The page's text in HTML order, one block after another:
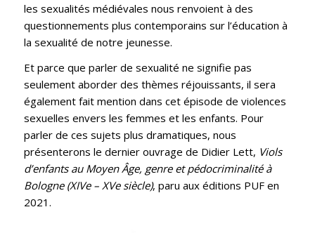
les sexualités médiévales nous renvoient à des
questionnements plus contemporains sur l’éducation à
la sexualité de notre jeunesse.
Et parce que parler de sexualité ne signifie pas
seulement aborder des thèmes réjouissants, il sera
également fait mention dans cet épisode de violences
sexuelles envers les femmes et les enfants. Pour
parler de ces sujets plus dramatiques, nous
présenterons le dernier ouvrage de Didier Lett, Viols
d’enfants au Moyen Âge, genre et pédocriminalité à
Bologne (XIVe – XVe siècle), paru aux éditions PUF en
2021.